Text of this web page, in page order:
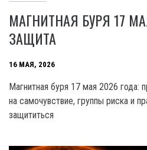
МАГНИТНАЯ БУРЯ 17
ЗАЩИТА
16 МАЯ, 2026
Магнитная буря 17 мая 2026 года:
на самочувствие, группы риска и
защититься